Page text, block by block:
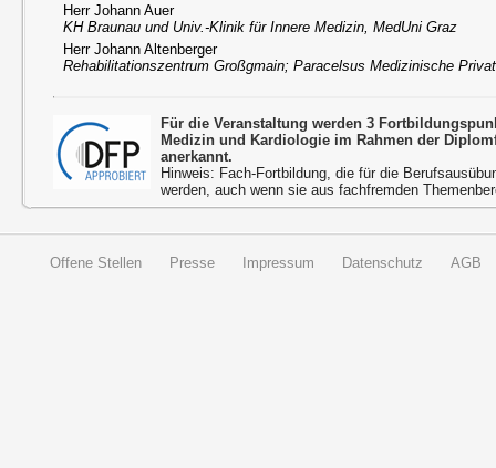
Herr Johann Auer
KH Braunau und Univ.-Klinik für Innere Medizin, MedUni Graz
Herr Johann Altenberger
Rehabilitationszentrum Großgmain; Paracelsus Medizinische
Für die Veranstaltung werden 3
Medizin und Kardiologie im Rahmen der
anerkannt.
Hinweis: Fach-Fortbildung, die für die
werden, auch wenn sie aus fachfremden
Offene Stellen Presse Impressum Datenschutz AGB